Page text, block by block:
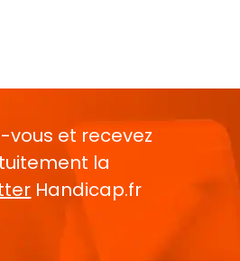
vous et recevez
la
Handicap.fr